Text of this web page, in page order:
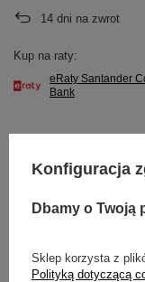
14 dni na zwrot
Kup na raty:
eRaty Santander
Bank
Zadaj pytanie a my
Konfiguracja
Dbamy o Twoją
Sklep korzysta z
Polityką dotyczącą